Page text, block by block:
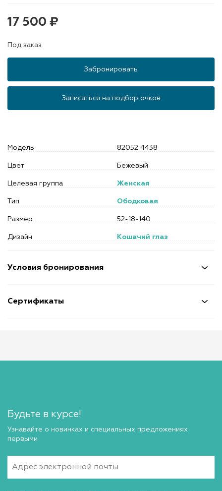
Условия бронирования
Сертификаты
17 500 ₽
Под заказ
Забронировать
Записаться на подбор очков
Модель 82052 4438
Цвет Бежевый
Целевая группа Женская
Тип Ободковая
Размер 52-18-140
Дизайн Кошачий глаз
Будьте в курсе!
Узнавайте о новинках и специальных предложениях
первыми